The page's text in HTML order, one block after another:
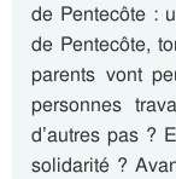
de Pentecôte :
de Pentecôte,
parents vont
personnes
d’autres pas ?
solidarité ?